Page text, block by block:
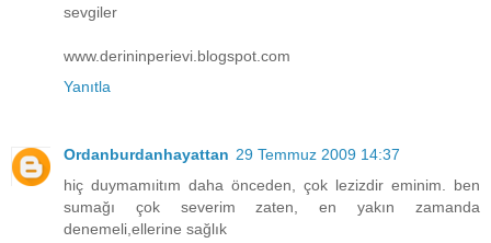
sevgiler
www.derininperievi.blogspot.com
Yanıtla
Ordanburdanhayattan 29 Temmuz 2009 14:37
hiç duymamıitım daha önceden, çok lezizdir eminim. ben
sumağı çok severim zaten, en yakın zamanda
denemeli,ellerine sağlık